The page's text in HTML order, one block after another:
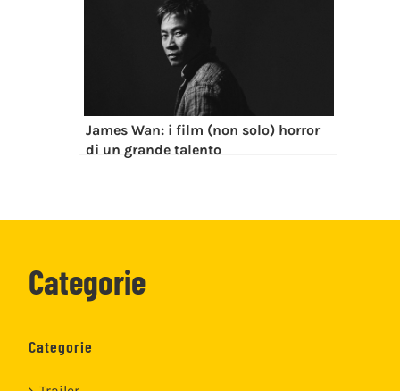
James Wan: i film (non solo) horror
di un grande talento
Categorie
Categorie